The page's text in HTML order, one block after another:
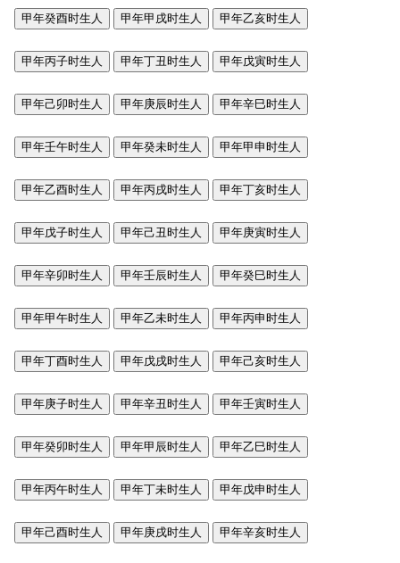
甲年癸酉时生人 甲年甲戌时生人 甲年乙亥时生人
甲年丙子时生人 甲年丁丑时生人 甲年戊寅时生人
甲年己卯时生人 甲年庚辰时生人 甲年辛巳时生人
甲年壬午时生人 甲年癸未时生人 甲年甲申时生人
甲年乙酉时生人 甲年丙戌时生人 甲年丁亥时生人
甲年戊子时生人 甲年己丑时生人 甲年庚寅时生人
甲年辛卯时生人 甲年壬辰时生人 甲年癸巳时生人
甲年甲午时生人 甲年乙未时生人 甲年丙申时生人
甲年丁酉时生人 甲年戊戌时生人 甲年己亥时生人
甲年庚子时生人 甲年辛丑时生人 甲年壬寅时生人
甲年癸卯时生人 甲年甲辰时生人 甲年乙巳时生人
甲年丙午时生人 甲年丁未时生人 甲年戊申时生人
甲年己酉时生人 甲年庚戌时生人 甲年辛亥时生人